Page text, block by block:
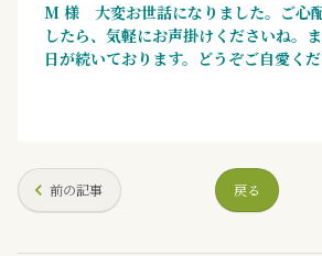
M 様 大変お世話になりました。ご心
したら、気軽にお声掛けくださいね。
日が続いております。どうぞご自愛くだ
前の記事 戻る